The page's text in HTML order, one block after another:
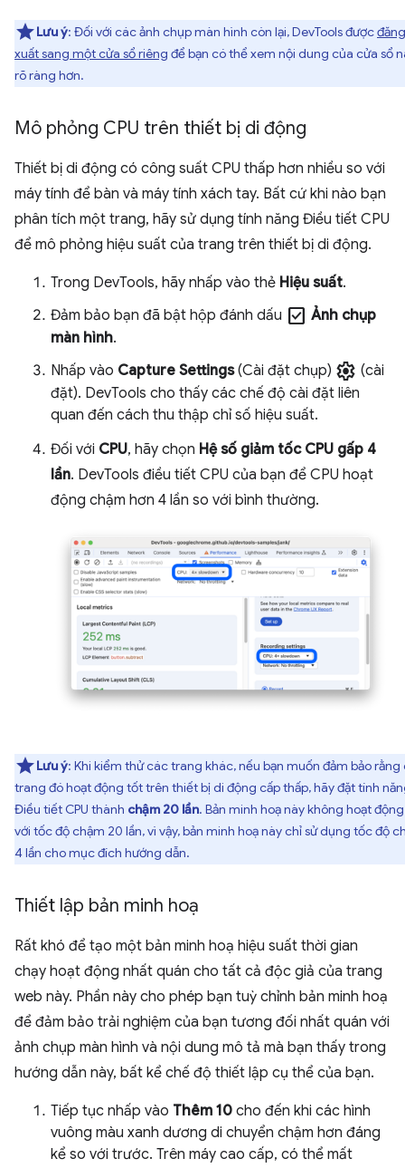
Lưu ý: Đối với các ảnh chụp màn hình còn lại, DevTools đượcđăng
xuất sang một cửa sổ riêng để bạn có thể xem nội dung của cửa sổ
rõ ràng hơn.
Mô phỏng CPU trên thiết bị di động
Thiết bị di động có công suất CPU thấp hơn nhiều so với
máy tính để bàn và máy tính xách tay. Bất cứ khi nào bạn
phân tích một trang, hãy sử dụng tính năng Điều tiết CPU
để mô phỏng hiệu suất của trang trên thiết bị di động.
Trong DevTools, hãy nhấp vào thẻ Hiệu suất.
Đảm bảo bạn đã bật hộp đánh dấu check_box Ảnh chụp
màn hình.
Nhấp vào Capture Settings(Cài đặt chụp) settings (cài
đặt). DevTools cho thấy các chế độ cài đặt liên
quan đến cách thu thập chỉ số hiệu suất.
Đối với CPU, hãy chọn Hệ số giảm tốc CPU gấp 4
lần. DevTools điều tiết CPU của bạn để CPU hoạt
động chậm hơn 4 lần so với bình thường.
Lưu ý: Khi kiểm thử các trang khác, nếu bạn muốn đảm bảo rằng
trang đó hoạt động tốt trên thiết bị di động cấp thấp, hãy đặt tính
Điều tiết CPU thành chậm 20 lần. Bản minh hoạ này không hoạt
với tốc độ chậm 20 lần, vì vậy, bản minh hoạ này chỉ sử dụng tốc độ
4 lần cho mục đích hướng dẫn.
Thiết lập bản minh hoạ
Rất khó để tạo một bản minh hoạ hiệu suất thời gian
chạy hoạt động nhất quán cho tất cả độc giả của trang
web này. Phần này cho phép bạn tuỳ chỉnh bản minh hoạ
để đảm bảo trải nghiệm của bạn tương đối nhất quán với
ảnh chụp màn hình và nội dung mô tả mà bạn thấy trong
hướng dẫn này, bất kể chế độ thiết lập cụ thể của bạn.
Tiếp tục nhấp vào Thêm 10 cho đến khi các hình
vuông màu xanh dương di chuyển chậm hơn đáng
kể so với trước. Trên máy cao cấp, có thể mất